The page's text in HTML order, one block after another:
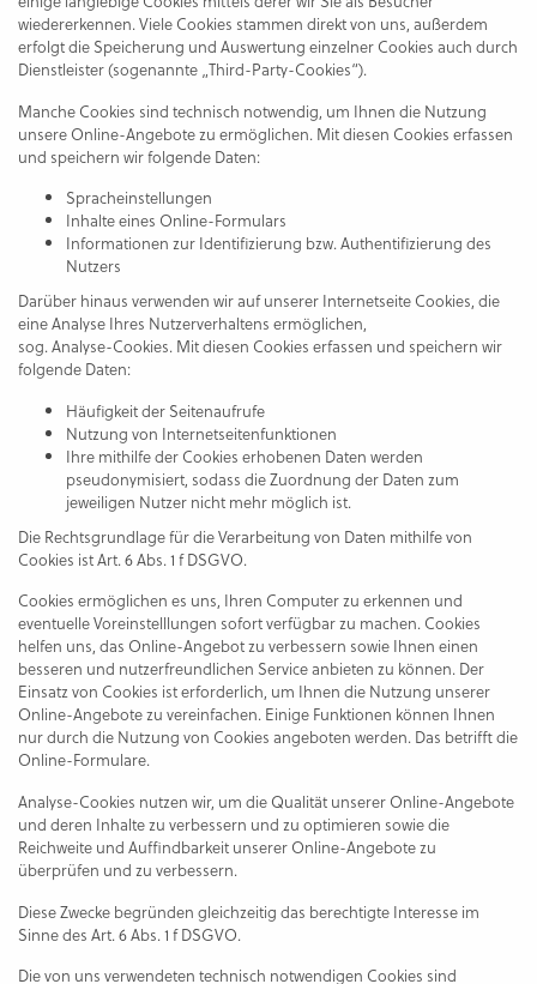
wiedererkennen. Viele Cookies stammen direkt von uns, außerdem
erfolgt die Speicherung und Auswertung einzelner Cookies auch durch
Dienstleister (sogenannte „Third-Party-Cookies“).
Manche Cookies sind technisch notwendig, um Ihnen die Nutzung
unsere Online-Angebote zu ermöglichen. Mit diesen Cookies erfassen
und speichern wir folgende Daten:
Spracheinstellungen
Inhalte eines Online-Formulars
Informationen zur Identifizierung bzw. Authentifizierung des
Nutzers
Darüber hinaus verwenden wir auf unserer Internetseite Cookies, die
eine Analyse Ihres Nutzerverhaltens ermöglichen,
sog. Analyse-Cookies. Mit diesen Cookies erfassen und speichern wir
folgende Daten:
Häufigkeit der Seitenaufrufe
Nutzung von Internetseitenfunktionen
Ihre mithilfe der Cookies erhobenen Daten werden
pseudonymisiert, sodass die Zuordnung der Daten zum
jeweiligen Nutzer nicht mehr möglich ist.
Die Rechtsgrundlage für die Verarbeitung von Daten mithilfe von
Cookies ist Art. 6 Abs. 1 f DSGVO.
Cookies ermöglichen es uns, Ihren Computer zu erkennen und
eventuelle Voreinstelllungen sofort verfügbar zu machen. Cookies
helfen uns, das Online-Angebot zu verbessern sowie Ihnen einen
besseren und nutzerfreundlichen Service anbieten zu können. Der
Einsatz von Cookies ist erforderlich, um Ihnen die Nutzung unserer
Online-Angebote zu vereinfachen. Einige Funktionen können Ihnen
nur durch die Nutzung von Cookies angeboten werden. Das betrifft die
Online-Formulare.
Analyse-Cookies nutzen wir, um die Qualität unserer Online-Angebote
und deren Inhalte zu verbessern und zu optimieren sowie die
Reichweite und Auffindbarkeit unserer Online-Angebote zu
überprüfen und zu verbessern.
Diese Zwecke begründen gleichzeitig das berechtigte Interesse im
Sinne des Art. 6 Abs. 1 f DSGVO.
Die von uns verwendeten technisch notwendigen Cookies sind